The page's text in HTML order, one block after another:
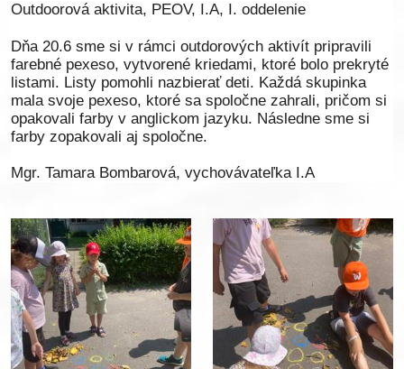
Outdoorová aktivita, PEOV, I.A, I. oddelenie
Dňa 20.6 sme si v rámci outdorových aktivít pripravili
farebné pexeso, vytvorené kriedami, ktoré bolo prekryté
listami. Listy pomohli nazbierať deti. Každá skupinka
mala svoje pexeso, ktoré sa spoločne zahrali, pričom si
opakovali farby v anglickom jazyku. Následne sme si
farby zopakovali aj spoločne.
Mgr. Tamara Bombarová, vychovávateľka I.A